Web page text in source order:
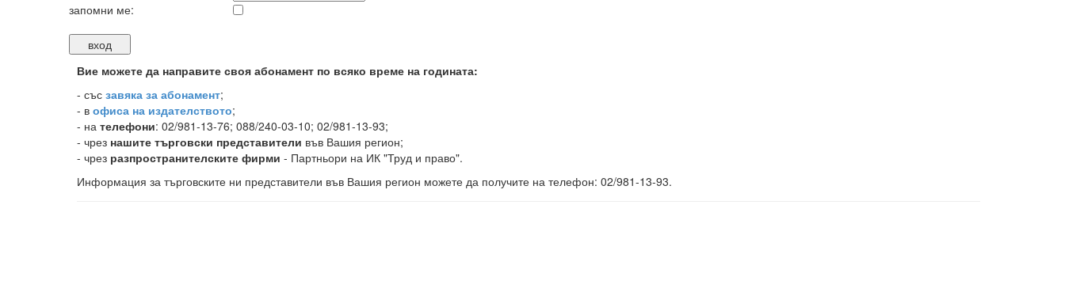
запомни ме:
Вие можете да направите своя абонамент по всяко време на годината:
- със завяка за абонамент;
- в офиса на издателството;
- на телефони: 02/981-13-76; 088/240-03-10; 02/981-13-93;
- чрез нашите търговски представители във Вашия регион;
- чрез разпространителските фирми - Партньори на ИК "Труд и право".
Информация за търговските ни представители във Вашия регион можете да получите на телефон: 02/981-13-93.